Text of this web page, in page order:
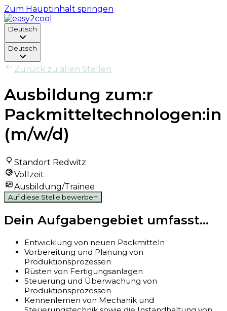
Zum Hauptinhalt springen
Deutsch
Deutsch
Zurück zu allen Stellen
Ausbildung zum:r
Packmitteltechnologen:in
(m/w/d)
Standort Redwitz
Vollzeit
Ausbildung/Trainee
Auf diese Stelle bewerben
Dein Aufgabengebiet umfasst...
Entwicklung von neuen Packmitteln
Vorbereitung und Planung von
Produktionsprozessen
Rüsten von Fertigungsanlagen
Steuerung und Überwachung von
Produktionsprozessen
Kennenlernen von Mechanik und